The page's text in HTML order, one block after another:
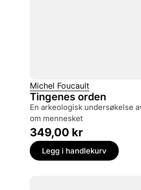
Michel Foucault
Tingenes orden
en arkeologisk undersøkelse av vitenskapene
om mennesket
349,00 kr
Legg i handlekurv